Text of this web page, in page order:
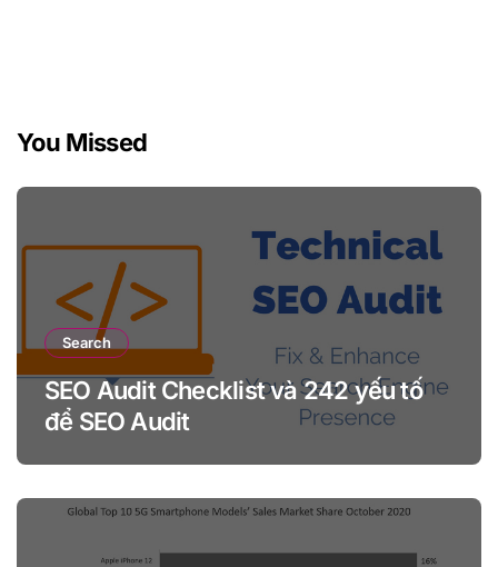
You Missed
Search
SEO Audit Checklist và 242 yếu tố
để SEO Audit